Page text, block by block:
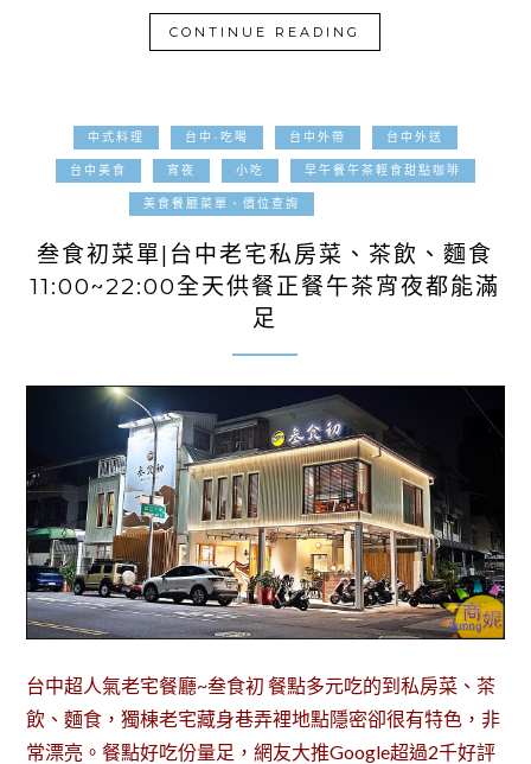
CONTINUE READING
中式料理 台中-吃喝 台中外帶 台中外送
台中美食 宵夜 小吃 早午餐午茶輕食甜點咖啡
美食餐廳菜單、價位查詢
叁食初菜單|台中老宅私房菜、茶飲、麵食
11:00~22:00全天供餐正餐午茶宵夜都能滿
足
台中超人氣老宅餐廳~叁食初 餐點多元吃的到私房菜、茶
飲、麵食，獨棟老宅藏身巷弄裡地點隱密卻很有特色，非
常漂亮。餐點好吃份量足，網友大推Google超過2千好評